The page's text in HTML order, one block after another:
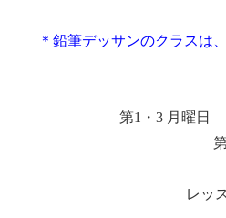
＊鉛筆デッサンのクラス
第1・3 月曜日
レッ